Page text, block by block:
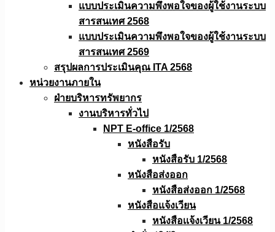
แบบประเมินความพึงพอใจของผู้ใช้งานระบบ
สารสนเทศ 2568
แบบประเมินความพึงพอใจของผู้ใช้งานระบบ
สารสนเทศ 2569
สรุปผลการประเมินคุณ ITA 2568
หน่วยงานภายใน
ฝ่ายบริหารทรัพยากร
งานบริหารทั่วไป
NPT E-office 1/2568
หนังสือรับ
หนังสือรับ 1/2568
หนังสือส่งออก
หนังสือส่งออก 1/2568
หนังสือแจ้งเวียน
หนังสือเเจ้งเวียน 1/2568